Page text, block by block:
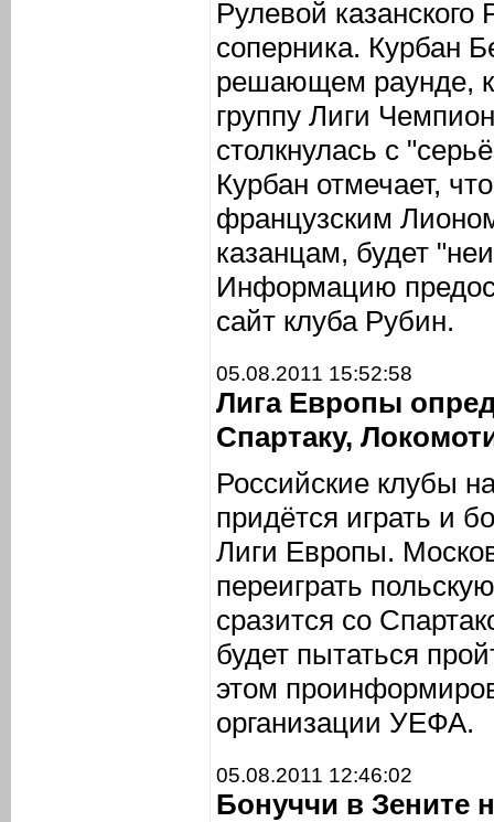
Рулевой
соперника. Курбан
решающем раунде,
группу Лиги
столкнулась с
Курбан отмечает,
французским
казанцам, будет
Информацию
сайт клуба Рубин.
05.08.2011 15:52:58
Лига Европы
Спартаку,
Российские клубы
придётся играть и
Лиги Европы.
переиграть
сразится со
будет пытаться
этом
организации УЕФА.
05.08.2011 12:46:02
Бонуччи в Зените